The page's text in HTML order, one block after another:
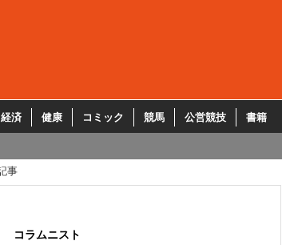
経済 健康 コミック 競馬 公営競技 書籍
事
コラムニスト